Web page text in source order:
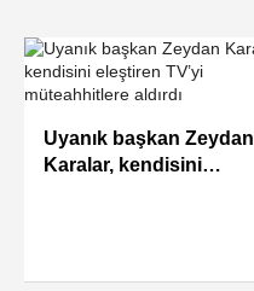
Uyanık başkan Zeydan
Karalar, kendisini